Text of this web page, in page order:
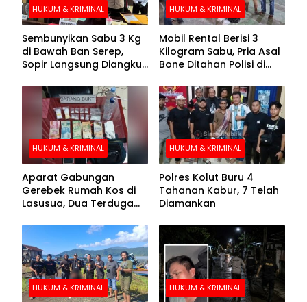
HUKUM & KRIMINAL
Sembunyikan Sabu 3 Kg
di Bawah Ban Serep,
Sopir Langsung Diangkut
HUKUM & KRIMINAL
Mobil Rental Berisi 3
Kilogram Sabu, Pria Asal
Bone Ditahan Polisi di
HUKUM & KRIMINAL
Aparat Gabungan
Gerebek Rumah Kos di
Lasusua, Dua Terduga
HUKUM & KRIMINAL
Polres Kolut Buru 4
Tahanan Kabur, 7 Telah
Diamankan
HUKUM & KRIMINAL HUKUM & KRIMINAL